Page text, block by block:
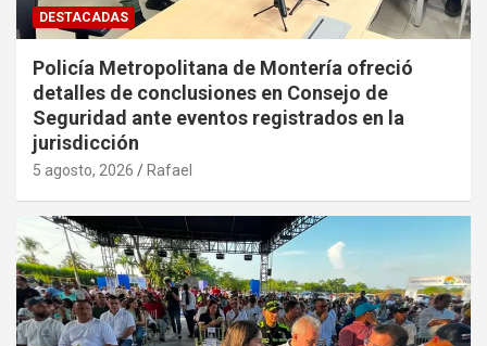
DESTACADAS
Policía Metropolitana de Montería ofreció
detalles de conclusiones en Consejo de
Seguridad ante eventos registrados en la
jurisdicción
5 agosto, 2026 Rafael